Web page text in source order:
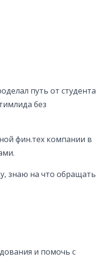
путь от студента
без
фин.тех компании в
знаю на что обращать
и помочь с